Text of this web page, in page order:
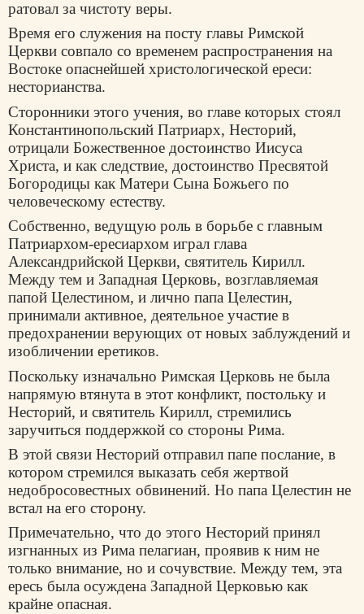
ратовал за чистоту веры.
Время его служения на посту главы Римской
Церкви совпало со временем распространения на
Востоке опаснейшей христологической ереси:
несторианства.
Сторонники этого учения, во главе которых стоял
Константинопольский Патриарх, Несторий,
отрицали Божественное достоинство Иисуса
Христа, и как следствие, достоинство Пресвятой
Богородицы как Матери Сына Божьего по
человеческому естеству.
Собственно, ведущую роль в борьбе с главным
Патриархом-ересиархом играл глава
Александрийской Церкви, святитель Кирилл.
Между тем и Западная Церковь, возглавляемая
папой Целестином, и лично папа Целестин,
принимали активное, деятельное участие в
предохранении верующих от новых заблуждений и
изобличении еретиков.
Поскольку изначально Римская Церковь не была
напрямую втянута в этот конфликт, постольку и
Несторий, и святитель Кирилл, стремились
заручиться поддержкой со стороны Рима.
В этой связи Несторий отправил папе послание, в
котором стремился выказать себя жертвой
недобросовестных обвинений. Но папа Целестин не
встал на его сторону.
Примечательно, что до этого Несторий принял
изгнанных из Рима пелагиан, проявив к ним не
только внимание, но и сочувствие. Между тем, эта
ересь была осуждена Западной Церковью как
крайне опасная.